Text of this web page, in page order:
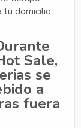
tu domicilio.
Sale,
se
a
fuera